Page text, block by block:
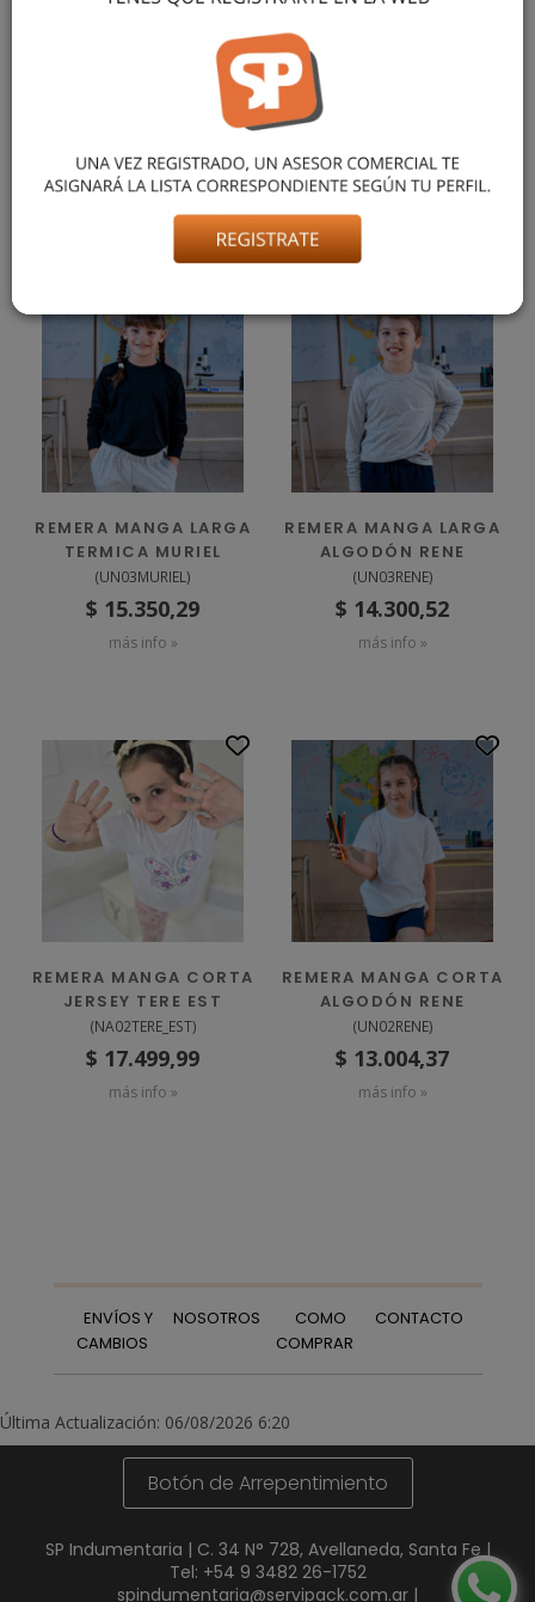
REMERA MANGA LARGA CON CUELLO MAO,
CONFECCIONADA EN 100% ALGODÓN. CARTERA SIMPLE CON
2 BOTONES TIPO PASTA. IDEAL PARA USO DIARIO, EN
COLORES DE TEMPORADA. TALLES DEL 4 AL 16. EL MODELO
También podría gustarte
REMERA MANGA LARGA
TERMICA MURIEL
(UN03MURIEL )
$ 15.350,29
más info »
REMERA MANGA LARGA
ALGODÓN RENE
(UN03RENE)
$ 14.300,52
más info »
REMERA MANGA CORTA
JERSEY TERE EST
(NA02TERE_EST)
$ 17.499,99
más info »
REMERA MANGA CORTA
ALGODÓN RENE
(UN02RENE)
$ 13.004,37
más info »
ENVÍOS Y
CAMBIOS
NOSOTROS
COMO
COMPRAR
CONTACTO
Última Actualización: 06/08/2026 6:20
Botón de Arrepentimiento
SP Indumentaria | C. 34 N° 728, Avellaneda, Santa Fe |
Tel: +54 9 3482 26-1752
spindumentaria@servipack.com.ar |